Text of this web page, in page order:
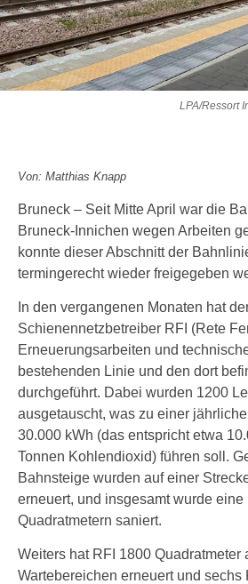
LPA/Ressort
Von: Matthias Knapp
Bruneck – Seit Mitte April war die
Bruneck-Innichen wegen Arbeiten
konnte dieser Abschnitt der
termingerecht wieder freigegeben
In den vergangenen Monaten hat
Schienennetzbetreiber RFI (Rete
Erneuerungsarbeiten und
bestehenden Linie und den dort
durchgeführt. Dabei wurden 1200
ausgetauscht, was zu einer
30.000 kWh (das entspricht etwa
Tonnen Kohlendioxid) führen soll.
Bahnsteige wurden auf einer
erneuert, und insgesamt wurde
Quadratmetern saniert.
Weiters hat RFI 1800 Quadratmeter
Wartebereichen erneuert und sechs